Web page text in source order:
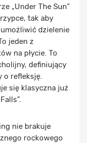
„Under The Sun”
tak aby
dzielenie
jeden z
na płycie. To
definiujący
o refleksję.
się klasyczna już
nie brakuje
rockowego